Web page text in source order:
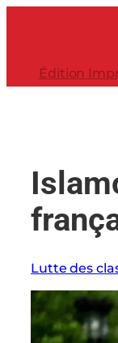
Édition
Lutte des